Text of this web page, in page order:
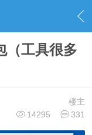
（工具很多
楼主
14295
331